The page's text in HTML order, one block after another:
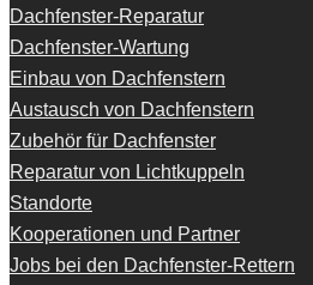
Dachfenster-Reparatur
Dachfenster-Wartung
Einbau von Dachfenstern
Austausch von Dachfenstern
Zubehör für Dachfenster
Reparatur von Lichtkuppeln
Standorte
Kooperationen und Partner
Jobs bei den Dachfenster-Rettern